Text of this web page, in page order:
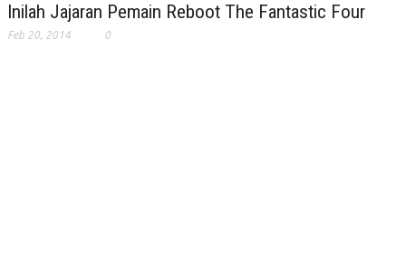
Inilah Jajaran Pemain Reboot The Fantastic Four
Feb 20, 2014 0